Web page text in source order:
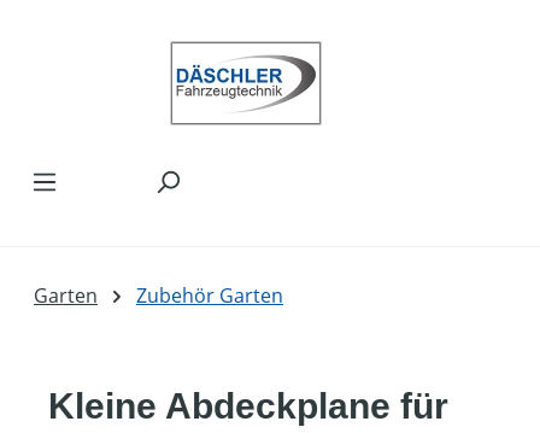
Garten Zubehör Garten
Kleine Abdeckplane für